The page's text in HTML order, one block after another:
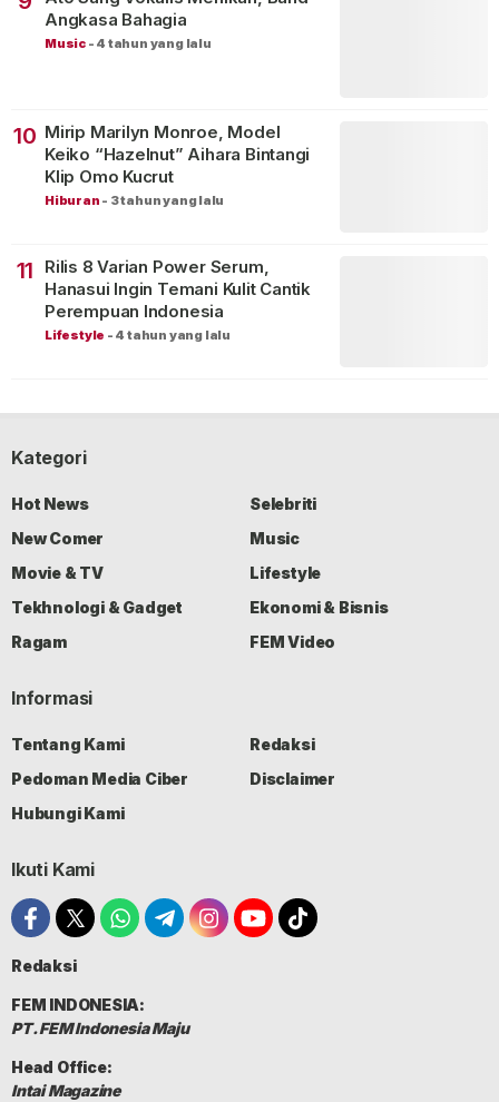
Angkasa Bahagia
Music - 4 tahun yang lalu
10 Mirip Marilyn Monroe, Model
Keiko “Hazelnut” Aihara Bintangi
Klip Omo Kucrut
Hiburan - 3 tahun yang lalu
11
Rilis 8 Varian Power Serum,
Hanasui Ingin Temani Kulit Cantik
Perempuan Indonesia
Lifestyle - 4 tahun yang lalu
Kategori
Hot News
Selebriti
New Comer
Music
Movie & TV
Lifestyle
Tekhnologi & Gadget
Ekonomi & Bisnis
Ragam
FEM Video
Informasi
Tentang Kami
Redaksi
Pedoman Media Ciber
Disclaimer
Hubungi Kami
Ikuti Kami
Redaksi
FEM INDONESIA:
PT. FEM Indonesia Maju
Head Office:
Intai Magazine